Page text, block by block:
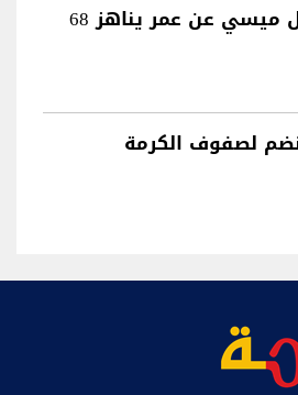
وفاة والد ليونيل ميسي عن عمر يناهز 68
لصفوف الكرمة